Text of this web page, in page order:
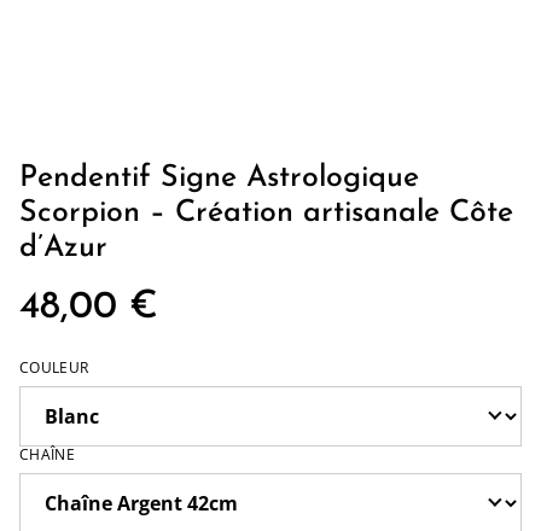
Pendentif Signe Astrologique
Scorpion – Création artisanale Côte
d’Azur
48,00 €
COULEUR
CHAÎNE